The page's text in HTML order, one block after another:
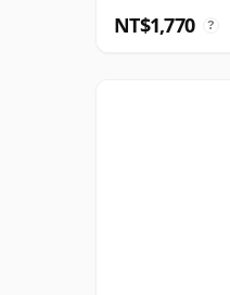
NT$1,770 ?